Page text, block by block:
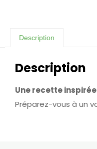
Description
Description
Une recette
Préparez-vous à un